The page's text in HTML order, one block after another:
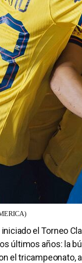
iniciado el Torneo
últimos años: la
el tricampeonato,